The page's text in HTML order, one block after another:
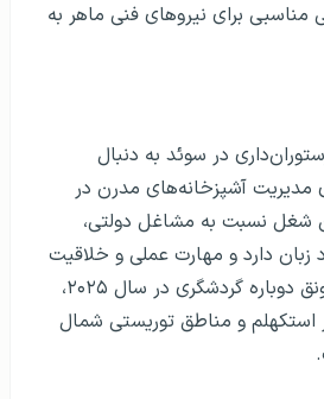
برای نیروهای فنی ماهر به
در سوئد به دنبال
مدیریت آشپزخانه‌های مدرن در
شغل نسبت به مشاغل دولتی،
زبان دارد و مهارت عملی و خلاقیت
حرف اول را می‌زند. با رونق دوباره گردشگری در سال ۲۰۲۵،
استکهلم و مناطق توریستی شمال